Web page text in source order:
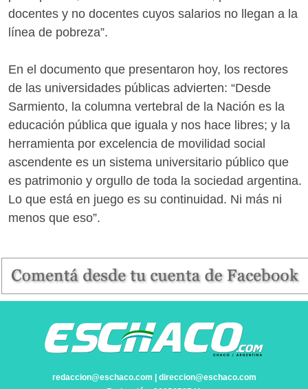
docentes y no docentes cuyos salarios no llegan a la
línea de pobreza”.
En el documento que presentaron hoy, los rectores
de las universidades públicas advierten: “Desde
Sarmiento, la columna vertebral de la Nación es la
educación pública que iguala y nos hace libres; y la
herramienta por excelencia de movilidad social
ascendente es un sistema universitario público que
es patrimonio y orgullo de toda la sociedad argentina.
Lo que está en juego es su continuidad. Ni más ni
menos que eso”.
redaccion@eschaco.com | direccion@eschaco.com